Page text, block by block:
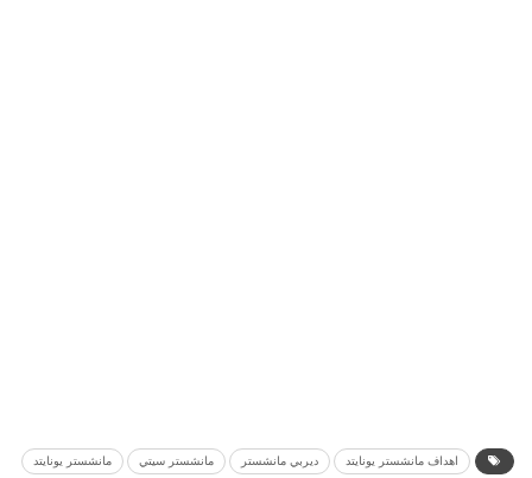
اهداف مانشستر يونايتد ديربي مانشستر مانشستر سيتي مانشستر يونايتد